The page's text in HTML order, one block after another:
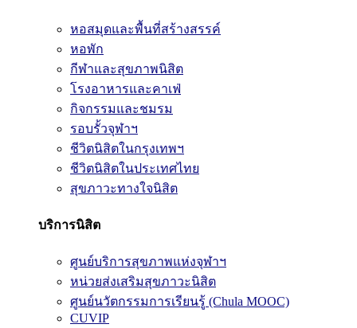
หอสมุดและพื้นที่สร้างสรรค์
หอพัก
กีฬาและสุขภาพนิสิต
โรงอาหารและคาเฟ่
กิจกรรมและชมรม
รอบรั้วจุฬาฯ
ชีวิตนิสิตในกรุงเทพฯ
ชีวิตนิสิตในประเทศไทย
สุขภาวะทางใจนิสิต
บริการนิสิต
ศูนย์บริการสุขภาพแห่งจุฬาฯ
หน่วยส่งเสริมสุขภาวะนิสิต
ศูนย์นวัตกรรมการเรียนรู้ (Chula MOOC)
CUVIP